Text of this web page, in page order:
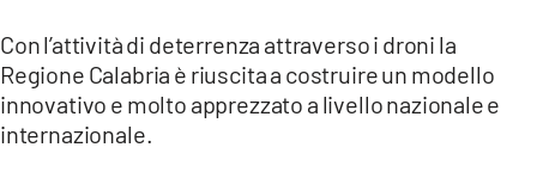
Con l’attività di deterrenza attraverso i droni la
Regione Calabria è riuscita a costruire un modello
innovativo e molto apprezzato a livello nazionale e
internazionale.